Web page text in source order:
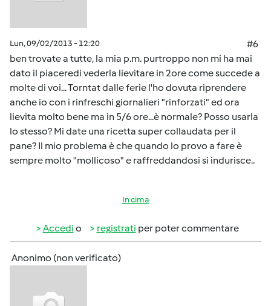
Lun, 09/02/2013 - 12:20
#6
ben trovate a tutte, la mia p.m. purtroppo non mi ha mai
dato il piaceredi vederla lievitare in 2ore come succede a
molte di voi... Torntat dalle ferie l'ho dovuta riprendere
anche io con i rinfreschi giornalieri "rinforzati" ed ora
lievita molto bene ma in 5/6 ore...è normale? Posso usarla
lo stesso? Mi date una ricetta super collaudata per il
pane? Il mio problema è che quando lo provo a fare è
sempre molto "mollicoso" e raffreddandosi si indurisce..
In cima
Accedi o registrati per poter commentare
Anonimo (non verificato)